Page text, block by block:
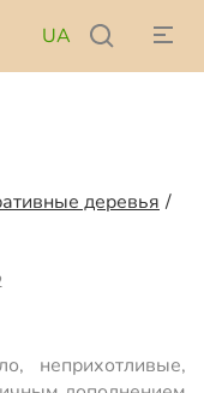
UA
деревья /
неприхотливые,